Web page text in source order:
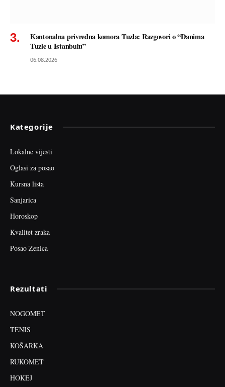
Kantonalna privredna komora Tuzla: Razgovori o “Danima
Tuzle u Istanbulu”
06.08.2026
Kategorije
Lokalne vijesti
Oglasi za posao
Kursna lista
Sanjarica
Horoskop
Kvalitet zraka
Posao Zenica
Rezultati
NOGOMET
TENIS
KOŠARKA
RUKOMET
HOKEJ